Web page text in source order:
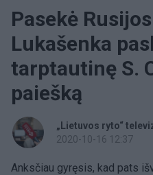
Pasekė
Lukašenka
tarptautinę S.
paiešką
„Lietuvos ryto“
2020-10-16 12:37
Anksčiau gyręsis, kad pats